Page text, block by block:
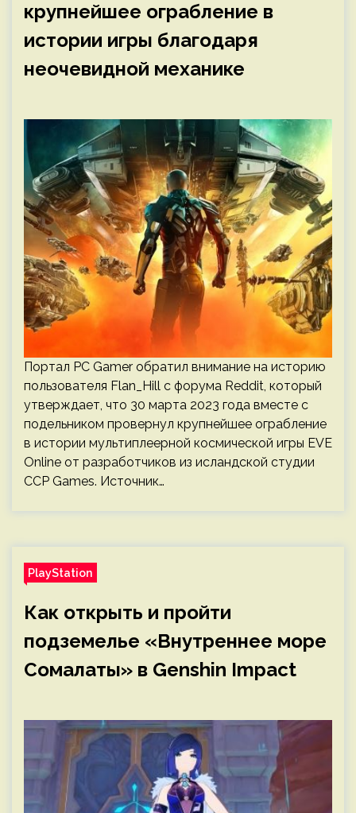
крупнейшее ограбление в
истории игры благодаря
неочевидной механике
Портал PC Gamer обратил внимание на историю
пользователя Flan_Hill с форума Reddit, который
утверждает, что 30 марта 2023 года вместе с
подельником провернул крупнейшее ограбление
в истории мультиплеерной космической игры EVE
Online от разработчиков из исландской студии
CCP Games. Источник…
PlayStation
Как открыть и пройти
подземелье «Внутреннее море
Сомалаты» в Genshin Impact